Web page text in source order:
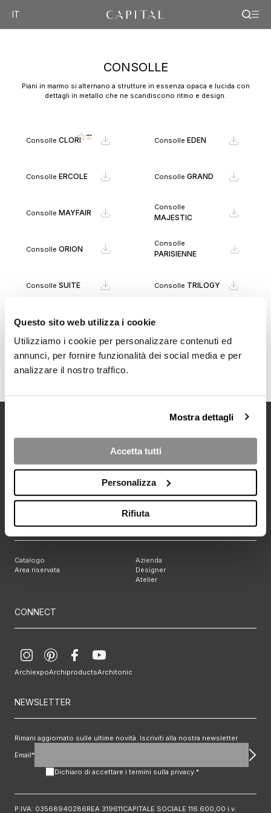
Questo sito web utilizza i cookie
Utilizziamo i cookie per personalizzare contenuti ed
annunci, per fornire funzionalità dei social media e per
analizzare il nostro traffico.
Mostra dettagli
Accetta tutti
Personalizza
Rifiuta
IT
CONSOLLE
Piani in marmo si alternano a strutture in essenza opaca e lucida con
dettagli in metallo che ne scandiscono ritmo e design.
Consolle CLORI Consolle EDEN
Consolle ERCOLE Consolle GRAND
Consolle MAYFAIR
Consolle
MAJESTIC
Consolle ORION
Consolle
PARISIENNE
Consolle SUITE Consolle TRILOGY
ConsolleKARAMEL Consolle
VEDI TUTTI I PRODOTTI
Prodotti
Ambienti
Materiali e tessuti
News
Contatti
DOWNLOAD
Catalogo
Area riservata
ABOUT
Azienda
Designer
Atelier
CONNECT
ArchiexpoArchiproductsArchitonic
NEWSLETTER
Rimani aggiornato sulle ultime novità. Iscriviti alla nostra newsletter.
Email*
Dichiaro di accettare i termini sulla privacy.*
P.IVA: 03568940286REA 319611CAPITALE SOCIALE 116.600,00 i.v.